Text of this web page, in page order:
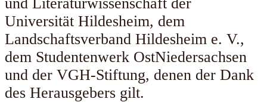
Universität Hildesheim, dem
Landschaftsverband Hildesheim e. V.,
dem Studentenwerk OstNiedersachsen
und der VGH-Stiftung, denen der Dank
des Herausgebers gilt.